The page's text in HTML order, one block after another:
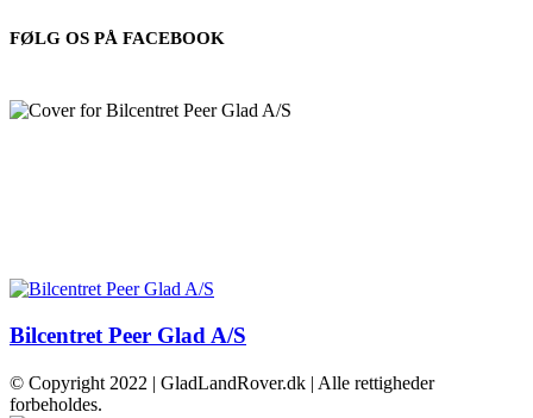
FØLG OS PÅ FACEBOOK
Bilcentret Peer Glad A/S
© Copyright 2022 | GladLandRover.dk | Alle rettigheder
forbeholdes.